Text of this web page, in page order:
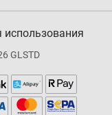
использования
GLSTD